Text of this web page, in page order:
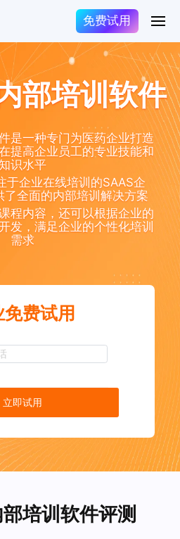
免费试用
部培训软件
是一种专门为医药企业打造
提高企业员工的专业技能和
识水平
于企业在线培训的SAAS企
了全面的内部培训解决方案
程内容，还可以根据企业的
发，满足企业的个性化培训
需求
费试用
立即试用
培训软件评测